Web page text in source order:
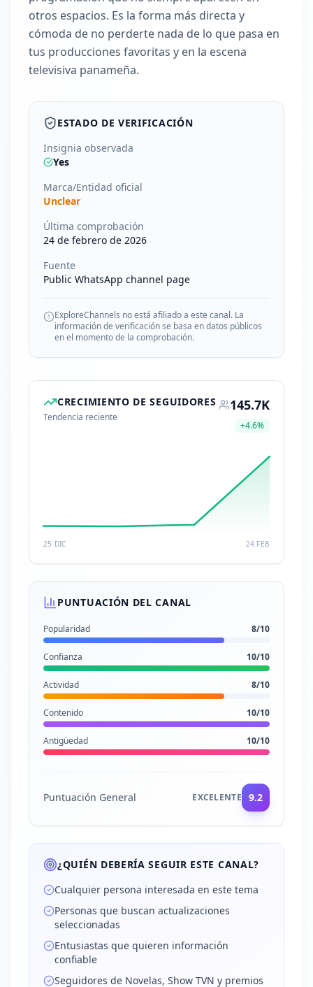
otros espacios. Es la forma más directa y
cómoda de no perderte nada de lo que pasa en
tus producciones favoritas y en la escena
televisiva panameña.
ESTADO DE VERIFICACIÓN
Insignia observada
Yes
Marca/Entidad oficial
Unclear
Última comprobación
24 de febrero de 2026
Fuente
Public WhatsApp channel page
ExploreChannels no está afiliado a este canal. La
información de verificación se basa en datos públicos
en el momento de la comprobación.
CRECIMIENTO DE SEGUIDORES
Tendencia reciente
145.7K
+4.6%
25 DIC 24 FEB
PUNTUACIÓN DEL CANAL
Popularidad 8/10
Confianza 10/10
Actividad 8/10
Contenido 10/10
Antigüedad 10/10
Puntuación General EXCELENTE 9.2
¿QUIÉN DEBERÍA SEGUIR ESTE CANAL?
Cualquier persona interesada en este tema
Personas que buscan actualizaciones
seleccionadas
Entusiastas que quieren información
confiable
Seguidores de Novelas, Show TVN y premios